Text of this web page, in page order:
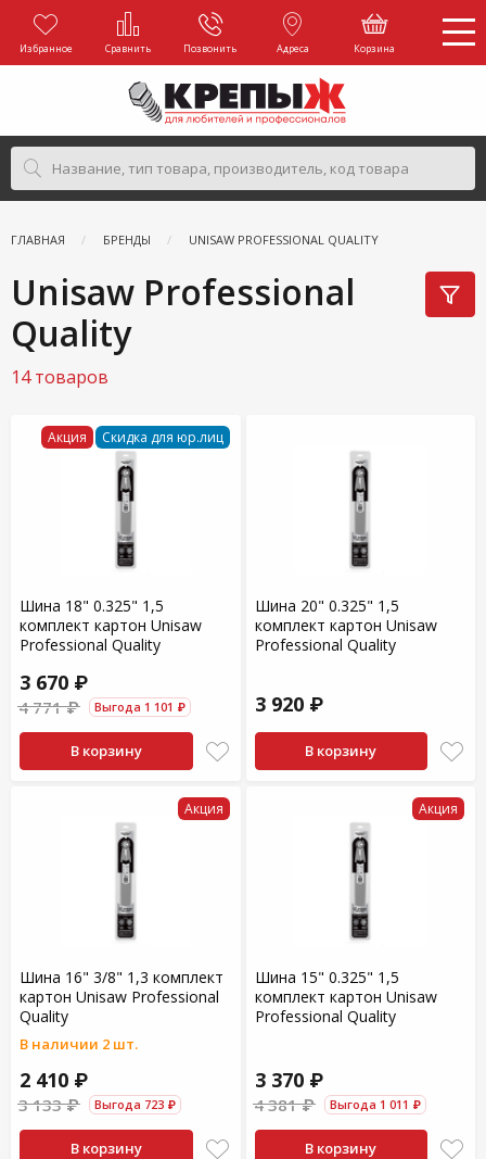
Избранное Сравнить Позвонить Адреса Корзина
ГЛАВНАЯ БРЕНДЫ UNISAW PROFESSIONAL QUALITY
Unisaw Professional
Quality
14 товаров
Акция Скидка для юр.лиц
Шина 18" 0.325" 1,5
комплект картон Unisaw
Professional Quality
3 670 ₽
4 771 ₽ Выгода 1 101 ₽
В корзину
Шина 20" 0.325" 1,5
комплект картон Unisaw
Professional Quality
3 920 ₽
В корзину
Акция
Шина 16" 3/8" 1,3 комплект
картон Unisaw Professional
Quality
В наличии 2 шт.
2 410 ₽
3 133 ₽ Выгода 723 ₽
В корзину
Акция
Шина 15" 0.325" 1,5
комплект картон Unisaw
Professional Quality
3 370 ₽
4 381 ₽ Выгода 1 011 ₽
В корзину